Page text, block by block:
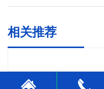
相关推荐